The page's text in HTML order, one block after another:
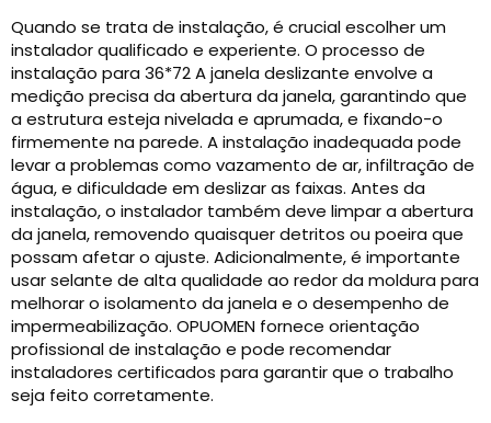
Quando se trata de instalação, é crucial escolher um
instalador qualificado e experiente. O processo de
instalação para 36*72 A janela deslizante envolve a
medição precisa da abertura da janela, garantindo que
a estrutura esteja nivelada e aprumada, e fixando-o
firmemente na parede. A instalação inadequada pode
levar a problemas como vazamento de ar, infiltração de
água, e dificuldade em deslizar as faixas. Antes da
instalação, o instalador também deve limpar a abertura
da janela, removendo quaisquer detritos ou poeira que
possam afetar o ajuste. Adicionalmente, é importante
usar selante de alta qualidade ao redor da moldura para
melhorar o isolamento da janela e o desempenho de
impermeabilização. OPUOMEN fornece orientação
profissional de instalação e pode recomendar
instaladores certificados para garantir que o trabalho
seja feito corretamente.